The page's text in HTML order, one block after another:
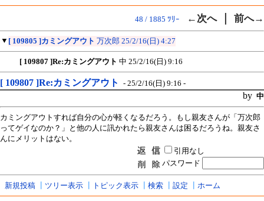
48 / 1885 ﾂﾘｰ ←次へ｜ 前へ→
▼ [ 109805 ]カミングアウト 万次郎 25/2/16(日) 4:27
[ 109807 ]Re:カミングアウト 中 25/2/16(日) 9:16
[ 109807 ]Re:カミングアウト - 25/2/16(日) 9:16 -
by 中
カミングアウトすれば自分の心が軽くなるだろう。もし親友さんが「万次郎
ってゲイなのか？」と他の人に訊かれたら親友さんは困るだろうね。親友さ
んにメリットはない。
引用なし
パスワード
新規投稿 ツリー表示 トピック表示 検索 設定 ホーム